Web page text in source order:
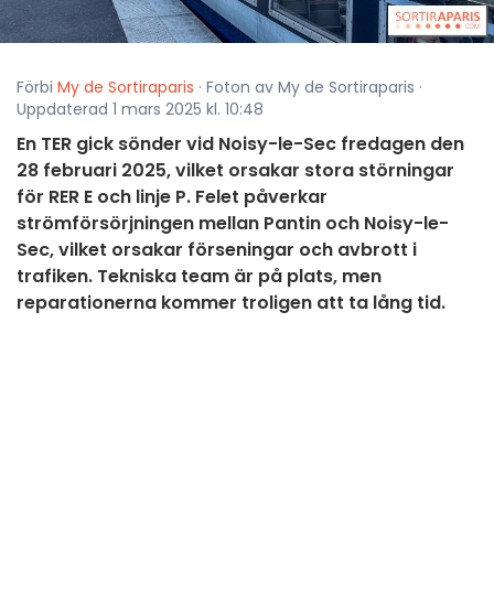
Förbi My de Sortiraparis · Foton av My de Sortiraparis ·
Uppdaterad 1 mars 2025 kl. 10:48
En TER gick sönder vid Noisy-le-Sec fredagen den
28 februari 2025, vilket orsakar stora störningar
för RER E och linje P. Felet påverkar
strömförsörjningen mellan Pantin och Noisy-le-
Sec, vilket orsakar förseningar och avbrott i
trafiken. Tekniska team är på plats, men
reparationerna kommer troligen att ta lång tid.